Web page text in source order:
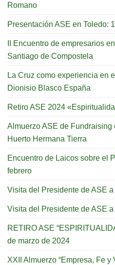
Romano
Presentación ASE en Toledo:
II Encuentro de empresarios
Santiago de Compostela
La Cruz como experiencia en
Dionisio Blasco España
Retiro ASE 2024
Almuerzo ASE de
Huerto Hermana Tierra
Encuentro de Laicos sobre el
febrero
Visita del Presidente de ASE
Visita del Presidente de ASE
RETIRO ASE
de marzo de 2024
XXII Almuerzo “Empresa, Fe y